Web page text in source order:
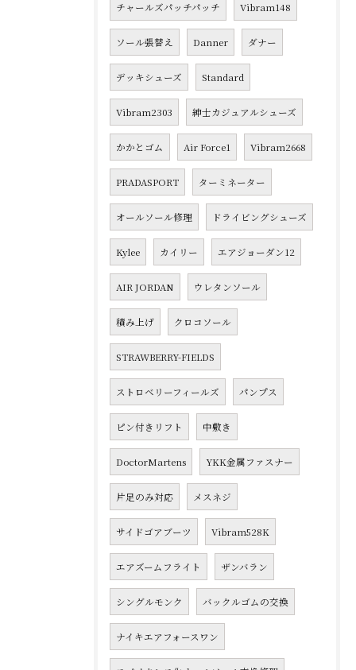
チャールズパッチパッチ Vibram148
ソール張替え Danner ダナー
デッキシューズ Standard
Vibram2303 紳士カジュアルシューズ
かかとゴム Air Force1 Vibram2668
PRADASPORT ターミネーター
オールソール修理 ドライビングシューズ
Kylee カイリー エアジョーダン12
AIR JORDAN ウレタンソール
積み上げ クロコソール
STRAWBERRY-FIELDS
ストロベリーフィールズ パンプス
ピン付きリフト 中敷き
DoctorMartens YKK金属ファスナー
片足のみ対応 メスネジ
サイドゴアブーツ Vibram528K
エアズームフライト ザンバラン
シングルモンク バックルゴムの交換
ナイキエアフォースワン